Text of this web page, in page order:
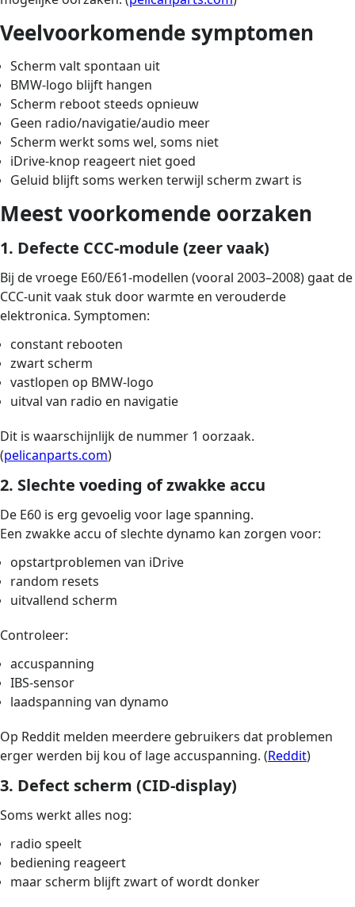
Veelvoorkomende symptomen
Scherm valt spontaan uit
BMW-logo blijft hangen
Scherm reboot steeds opnieuw
Geen radio/navigatie/audio meer
Scherm werkt soms wel, soms niet
iDrive-knop reageert niet goed
Geluid blijft soms werken terwijl scherm zwart is
Meest voorkomende oorzaken
1. Defecte CCC-module (zeer vaak)
Bij de vroege E60/E61-modellen (vooral 2003–2008) gaat de
CCC-unit vaak stuk door warmte en verouderde
elektronica. Symptomen:
constant rebooten
zwart scherm
vastlopen op BMW-logo
uitval van radio en navigatie
Dit is waarschijnlijk de nummer 1 oorzaak.
(pelicanparts.com)
2. Slechte voeding of zwakke accu
De E60 is erg gevoelig voor lage spanning.
Een zwakke accu of slechte dynamo kan zorgen voor:
opstartproblemen van iDrive
random resets
uitvallend scherm
Controleer:
accuspanning
IBS-sensor
laadspanning van dynamo
Op Reddit melden meerdere gebruikers dat problemen
erger werden bij kou of lage accuspanning. (Reddit)
3. Defect scherm (CID-display)
Soms werkt alles nog:
radio speelt
bediening reageert
maar scherm blijft zwart of wordt donker